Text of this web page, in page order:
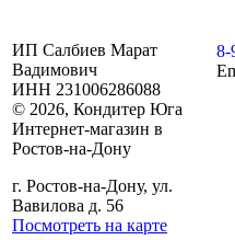
ИП Салбиев Марат
Вадимович
ИНН 231006286088
© 2026, Кондитер Юга
Интернет-магазин в
Ростов-на-Дону
г. Ростов-на-Дону, ул.
Вавилова д. 56
Посмотреть на карте
8-